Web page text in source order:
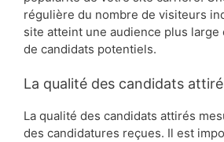
régulière du nombre de visiteurs
site atteint une audience plus large
de candidats potentiels.
La qualité des candidats
La qualité des candidats attirés
des candidatures reçues. Il est